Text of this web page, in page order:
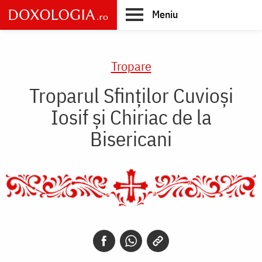
Skip
to
main
Meniu
Tropare
Troparul Sfinților Cuvioși
Iosif și Chiriac de la
Bisericani